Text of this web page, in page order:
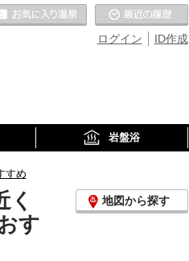
ID作成
ログイン
お気に入りの温泉
岩盤浴
すめ
く
す
地図から探す